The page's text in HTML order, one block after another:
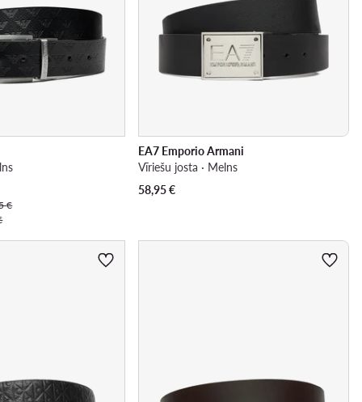
€
EA7 Emporio Armani
Vīriešu josta · Melns
58,95€